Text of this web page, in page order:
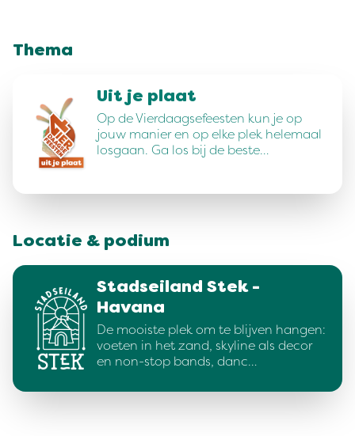
Thema
Uit je plaat
Op de Vierdaagsefeesten kun je op
jouw manier en op elke plek helemaal
losgaan. Ga los bij de beste…
Locatie & podium
Stadseiland Stek -
Havana
De mooiste plek om te blijven hangen:
voeten in het zand, skyline als decor
en non-stop bands, danc…